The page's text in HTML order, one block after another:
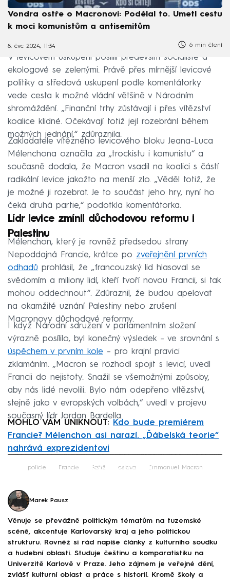
Vondra ostře o Macronovi: Podělal to. Umetl cestu
k moci komunistům a antisemitům
8. čvc 2024, 11:34 6 min čtení
V levicovém uskupení posílili především socialisté a
ekologové se zelenými. Právě přes mírnější levicové
politiky a středová uskupení podle komentátorky
vede cesta k možné vládní většině v Národním
shromáždění. „Finanční trhy zůstávají i přes vítězství
koalice klidné. Očekávají totiž její rozebrání během
možných jednání,“ zdůraznila.
Zakladatele vítězného levicového bloku Jeana-Luca
Mélenchona označila za „trockistu i komunistu“ a
současně dodala, že Macron vsadil na koalici s částí
radikální levice jakožto na menší zlo. „Věděl totiž, že
je možné ji rozebrat. Je to součást jeho hry, nyní ho
čeká druhá partie,“ podotkla komentátorka.
Lídr levice zmínil důchodovou reformu i
Palestinu
Mélenchon, který je rovněž předsedou strany
Nepoddajná Francie, krátce po zveřejnění prvních
odhadů prohlásil, že „francouzský lid hlasoval se
svědomím a miliony lidí, kteří tvoří novou Francii, si tak
mohou oddechnout“. Zdůraznil, že budou apelovat
na okamžité uznání Palestiny nebo zrušení
Macronovy důchodové reformy.
I když Národní sdružení v parlamentním složení
výrazně posílilo, byl konečný výsledek – ve srovnání s
úspěchem v prvním kole – pro krajní pravici
zklamáním. „Macron se rozhodl spojit s levicí, uvedl
Francii do nejistoty. Snažil se všemožnými způsoby,
aby nás lidé nevolili. Bylo nám odepřeno vítězství,
stejně jako v evropských volbách,“ uvedl v projevu
současný lídr Jordan Bardella.
MOHLO VÁM UNIKNOUT: Kdo bude premiérem
Francie? Mélenchon asi narazí. „Ďábelská teorie“
nahrává exprezidentovi
Failed to fetch
policie Francie Paříž oslava Emmanuel Macron
Marek Pausz
Věnuje se převážně politickým tématům na tuzemské
scéně, akcentuje Karlovarský kraj a jeho politickou
strukturu. Rovněž si rád napíše články z kulturního soudku
a hudební oblasti. Studuje češtinu a komparatistiku na
Univerzitě Karlově v Praze. Jeho zájmem je veřejné dění,
zvlášť kulturní oblast a práce s historií. Kromě školy a